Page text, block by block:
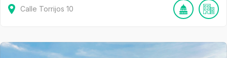
Calle Torrijos 10